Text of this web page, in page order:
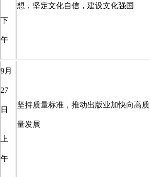
下
午
想，坚定文化自信，建设文化强国
9月
27
日
上
午
坚持质量标准，推动出版业加快向高质
量发展